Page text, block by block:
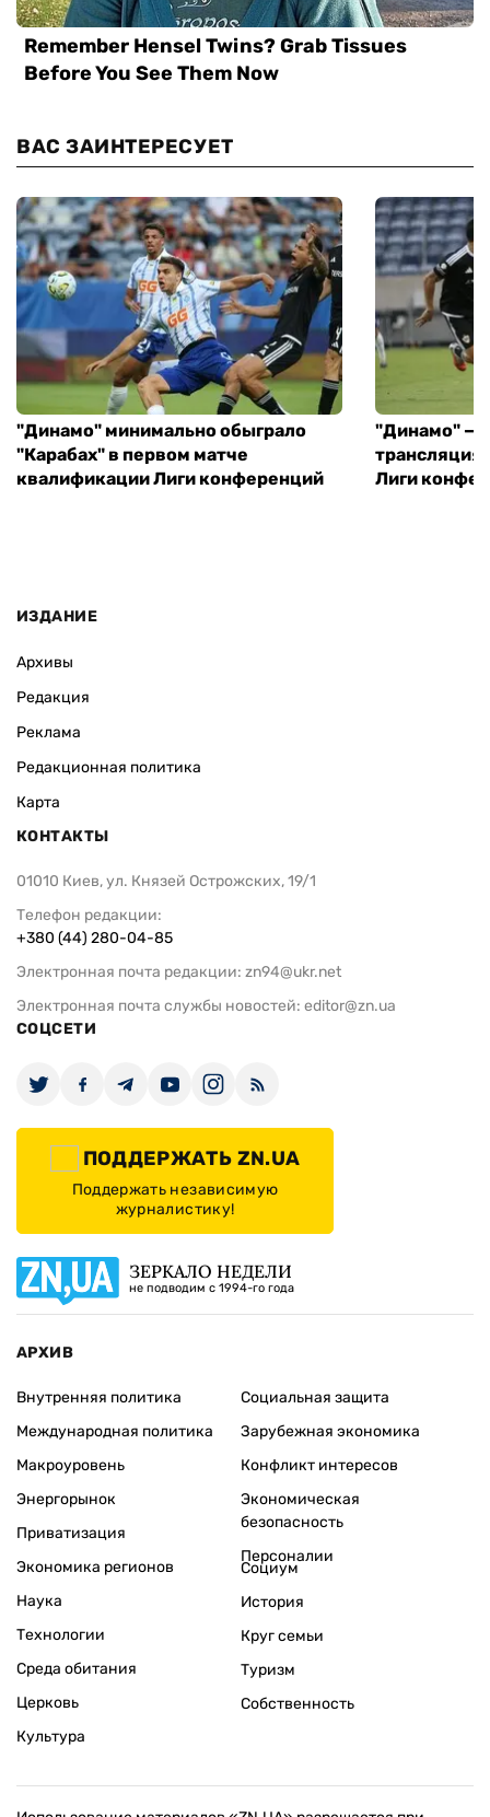
ВАС ЗАИНТЕРЕСУЕТ
"Динамо" минимально обыграло
"Карабах" в первом матче
квалификации Лиги конференций
"Динамо" —
трансляция
Лиги
ИЗДАНИЕ
Архивы
Редакция
Реклама
Редакционная политика
Карта
КОНТАКТЫ
01010 Киев, ул. Князей Острожских, 19/1
Телефон редакции:
+380 (44) 280-04-85
Электронная почта редакции: zn94@ukr.net
Электронная почта службы новостей: editor@zn.ua
СОЦСЕТИ
ПОДДЕРЖАТЬ ZN.UA
Поддержать независимую
журналистику!
ЗЕРКАЛО НЕДЕЛИ
не подводим с 1994-го года
АРХИВ
Внутренняя политика
Международная политика
Макроуровень
Энергорынок
Приватизация
Экономика регионов
Социальная защита
Зарубежная экономика
Конфликт интересов
Экономическая
безопасность
Персоналии
Наука
Технологии
Среда обитания
Церковь
Культура
Социум
История
Круг семьи
Туризм
Собственность